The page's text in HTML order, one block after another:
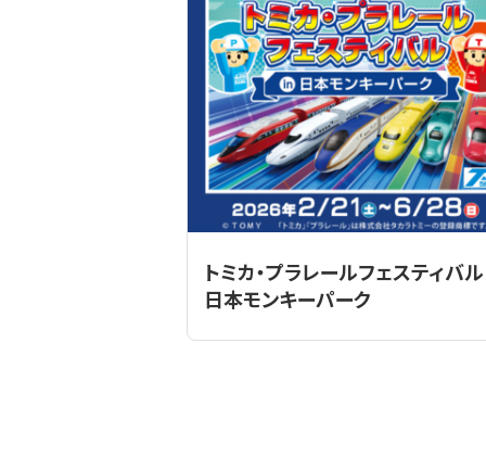
トミカ・プラレールフェスティバ
日本モンキーパーク